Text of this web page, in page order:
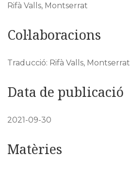
Rifà Valls, Montserrat
Col·laboracions
Traducció: Rifà Valls, Montserrat
Data de publicació
2021-09-30
Matèries